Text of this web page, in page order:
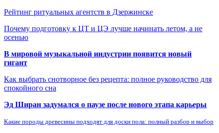
Рейтинг ритуальных агентств в Дзержинске
Почему подготовку к ЦТ и ЦЭ лучше начинать летом, а не
осенью
В мировой музыкальной индустрии появится новый
гигант
Как выбрать снотворное без рецепта: полное руководство для
спокойного сна
Эд Ширан задумался о паузе после нового этапа карьеры
Какие породы древесины подходят для доски пола: полный разбор и выбор